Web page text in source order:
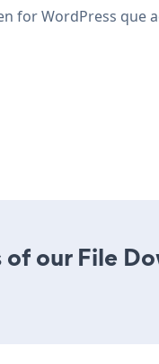
WordPress que
our File